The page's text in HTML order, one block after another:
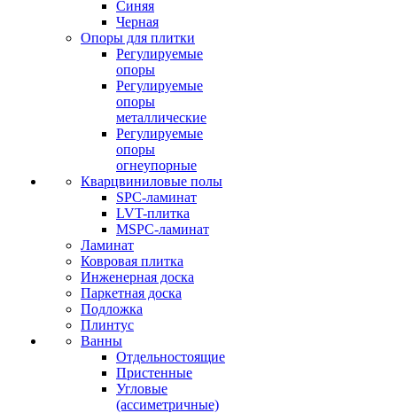
Синяя
Черная
Опоры для плитки
Регулируемые
опоры
Регулируемые
опоры
металлические
Регулируемые
опоры
огнеупорные
Кварцвиниловые полы
SPC-ламинат
LVT-плитка
MSPC-ламинат
Ламинат
Ковровая плитка
Инженерная доска
Паркетная доска
Подложка
Плинтус
Ванны
Отдельностоящие
Пристенные
Угловые
(ассиметричные)